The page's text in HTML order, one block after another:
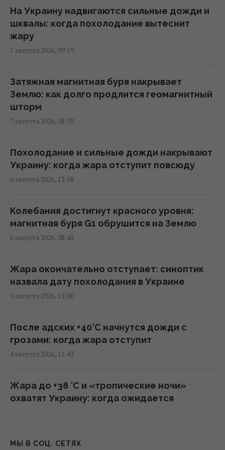
Сенат США одобрил законопроект об
"адских санкций" против РФ
Украинский вопрос разделил Италию
пополам, – Politico
15:36 пятница, 07 августа 2026
Навроцкий заявил о поддержке
украинской армии, но вспомнил о "флагах
Бандеры"
Дебаты по Украине свидетельствуют, что
ЕС не готов принимать новых членов, - FT
Более трети поляков недовольны
реакцией властей на инцидент с
Российская элита боится ФСБ, которая все
11:26 пятница, 07 августа 2026
российских дронах
На Украину надвигаются сильные дожди и
шквалы: когда похолодание вытеснит
жару
7 августа 2026, 09:19
Затяжная магнитная буря накрывает
Землю: как долго продлится геомагнитный
шторм
7 августа 2026, 08:39
Похолодание и сильные дожди накрывают
Украину: когда жара отступит повсюду
6 августа 2026, 12:58
Колебания достигнут красного уровня:
магнитная буря G1 обрушится на Землю
6 августа 2026, 08:45
Жара окончательно отступает: синоптик
назвала дату похолодания в Украине
5 августа 2026, 15:00
После адских +40°C начнутся дожди с
грозами: когда жара отступит
4 августа 2026, 11:43
Жара до +38 °С и «тропические ночи»
охватят Украину: когда ожидается
МЫ В СОЦ. СЕТЯХ